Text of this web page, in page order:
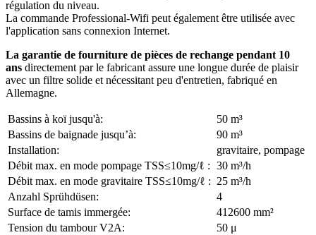
régulation du niveau.
La commande Professional-Wifi peut également être utilisée avec
l'application sans connexion Internet.
La garantie de fourniture de pièces de rechange pendant 10
ans directement par le fabricant assure une longue durée de plaisir
avec un filtre solide et nécessitant peu d'entretien, fabriqué en
Allemagne.
Bassins à koï jusqu'à:
50 m³
Bassins de baignade jusqu’à:
90 m³
Installation:
gravitaire, pompage
Débit max. en mode pompage TSS≤10mg/ℓ : 30 m³/h
Débit max. en mode gravitaire TSS≤10mg/ℓ : 25 m³/h
Anzahl Sprühdüsen:
4
Surface de tamis immergée:
412600 mm²
Tension du tambour V2A:
50 μ